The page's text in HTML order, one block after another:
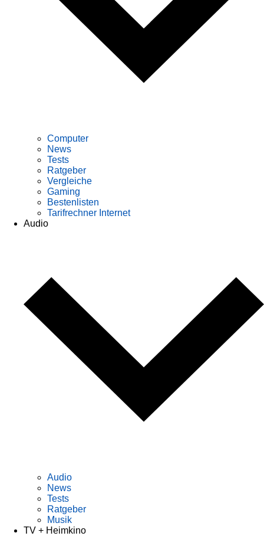
Computer
News
Tests
Ratgeber
Vergleiche
Gaming
Bestenlisten
Tarifrechner Internet
Audio
Audio
News
Tests
Ratgeber
Musik
TV + Heimkino